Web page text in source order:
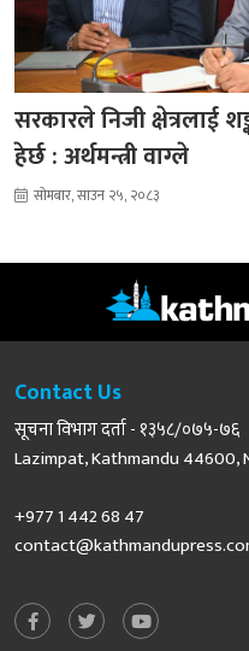
सरकारले निजी क्षेत्रलाई
हेर्छ : अर्थमन्त्री वाग्ले
सोमबार, साउन २५, २०८३
Contact Us
सूचना विभाग दर्ता - १३५८/०७५-७६
Lazimpat, Kathmandu 44600,
+977 1 442 68 47